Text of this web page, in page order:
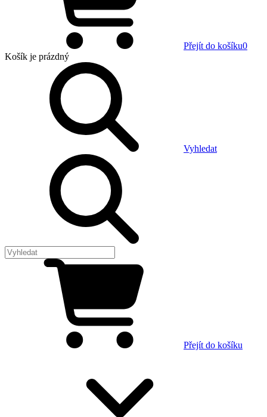
Přejít do košíku0
Košík je prázdný
Vyhledat
Přejít do košíku